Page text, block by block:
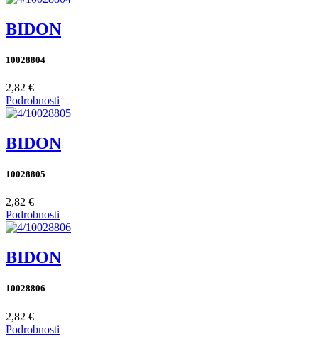
BIDON
10028804
2,82 €
Podrobnosti
BIDON
10028805
2,82 €
Podrobnosti
BIDON
10028806
2,82 €
Podrobnosti